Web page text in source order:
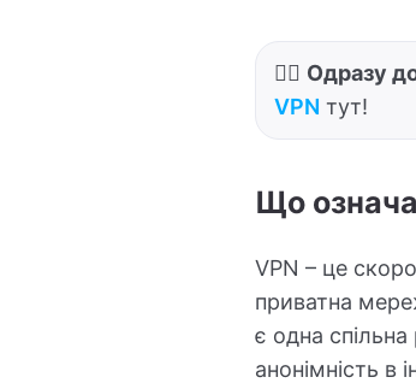
👉🏻 Одразу
VPN тут!
Що
VPN – це
приватна
є одна спільна
анонімність в